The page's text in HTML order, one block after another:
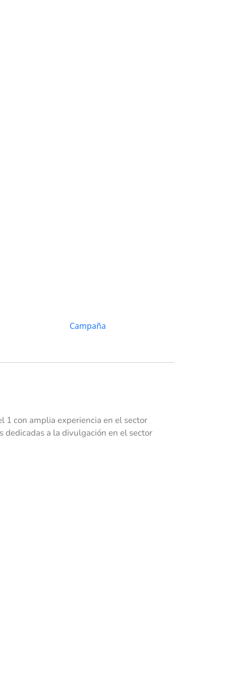
1 con amplia experiencia en el sector
dedicadas a la divulgación en el sector